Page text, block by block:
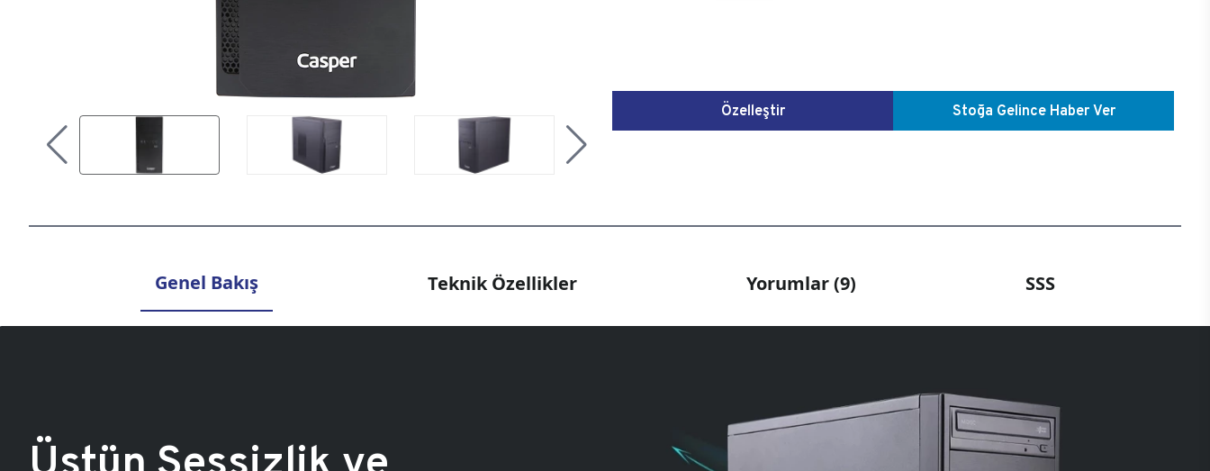
Özelleştir Stoğa Gelince Haber Ver
Genel Bakış Teknik Özellikler Yorumlar (9) SSS